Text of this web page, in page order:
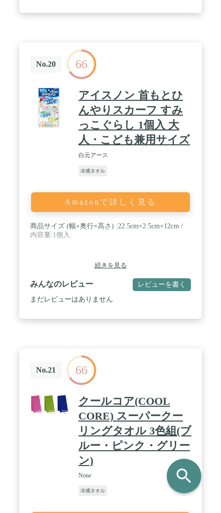
No.20 66
アイスノン 首もとひ
んやりスカーフ すみ
っこぐらし 1個入 大
人・こども兼用サイズ
白元アース
冷感タオル
Amazonで詳しく見る
商品サイズ (幅×奥行×高さ) :22.5cm×2.5cm×12cm /
内容量:1個入
続きを見る
みんなのレビュー レビューを書く
まだレビューはありません
No.21 66
クールコア(COOL
CORE) スーパークー
リングタオル 3色組(ブ
ルー・ピンク・グリー
ン)
None
冷感タオル
search